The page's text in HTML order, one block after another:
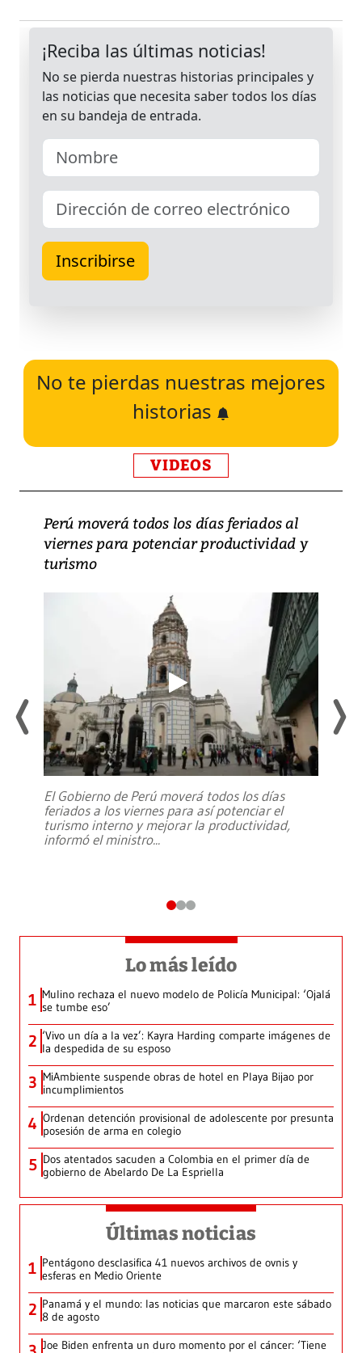
No te pierdas nuestras mejores
historias
VIDEOS
Perú moverá todos los días feriados al
viernes para potenciar productividad y
turismo
El Gobierno de Perú moverá todos los días
feriados a los viernes para así potenciar el
turismo interno y mejorar la productividad,
informó el ministro...
Lo más leído
1 Mulino rechaza el nuevo modelo de Policía Municipal: ‘Ojalá
se tumbe eso’
2 ‘Vivo un día a la vez’: Kayra Harding comparte imágenes de
la despedida de su esposo
3 MiAmbiente suspende obras de hotel en Playa Bijao por
incumplimientos
4 Ordenan detención provisional de adolescente por presunta
posesión de arma en colegio
5 Dos atentados sacuden a Colombia en el primer día de
gobierno de Abelardo De La Espriella
Últimas noticias
1 Pentágono desclasifica 41 nuevos archivos de ovnis y
esferas en Medio Oriente
2 Panamá y el mundo: las noticias que marcaron este sábado
8 de agosto
Joe Biden enfrenta un duro momento por el cáncer: ‘Tiene